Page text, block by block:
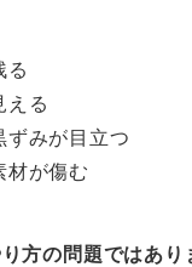
る
える
ずみが目立つ
材が傷む
方の問題ではあり